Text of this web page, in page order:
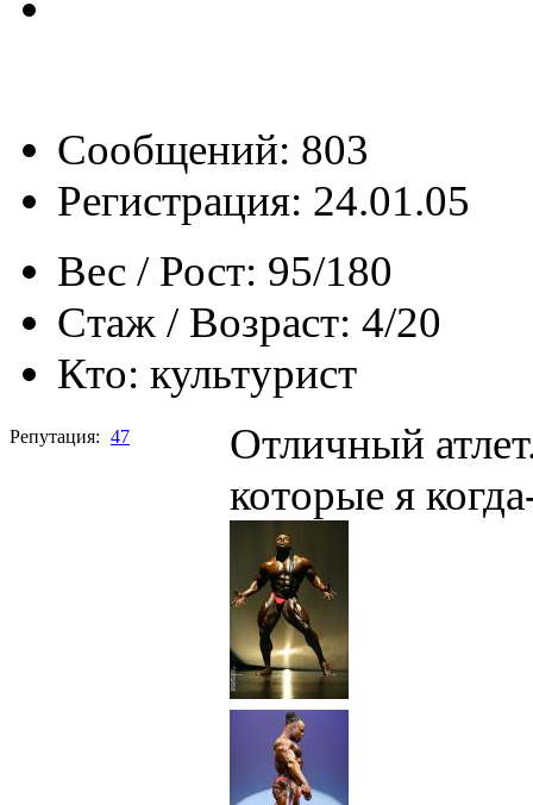
Сообщений: 803
Регистрация: 24.01.05
Вес / Рост: 95/180
Стаж / Возраст: 4/20
Кто: культурист
Репутация: 47
Отличный
которые я